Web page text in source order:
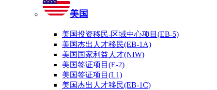
美国
美国投资移民-区域中心项目(EB-5)
美国杰出人才移民(EB-1A)
美国国家利益人才(NIW)
美国签证项目(E-2)
美国签证项目(L1)
美国杰出人才移民(EB-1C)